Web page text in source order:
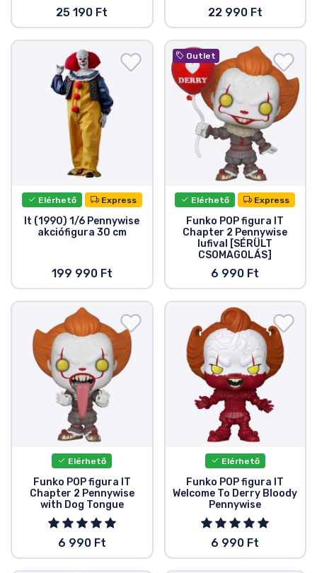
25 190 Ft 22 990 Ft
Elérhető Express
It (1990) 1/6 Pennywise
akciófigura 30 cm
199 990 Ft
Outlet
Elérhető Express
Funko POP figura IT
Chapter 2 Pennywise
lufival [SÉRÜLT
CSOMAGOLÁS]
6 990 Ft
Elérhető
Funko POP figura IT
Chapter 2 Pennywise
with Dog Tongue
6 990 Ft
Elérhető
Funko POP figura IT
Welcome To Derry Bloody
Pennywise
6 990 Ft